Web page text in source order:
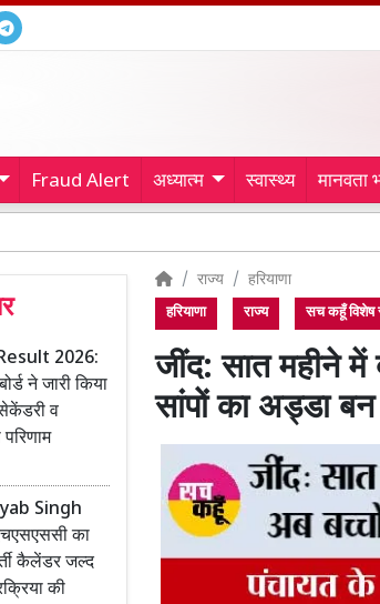
Fraud Alert अध्यात्म स्वास्थ्य मानवता
2026:
ने जारी किया
व
Singh
का
कैलेंडर जल्द
की
राज्य हरियाणा
हरियाणा राज्य सच कहूँ विशेष
जींद: सात महीने में
सांपों का अड्डा